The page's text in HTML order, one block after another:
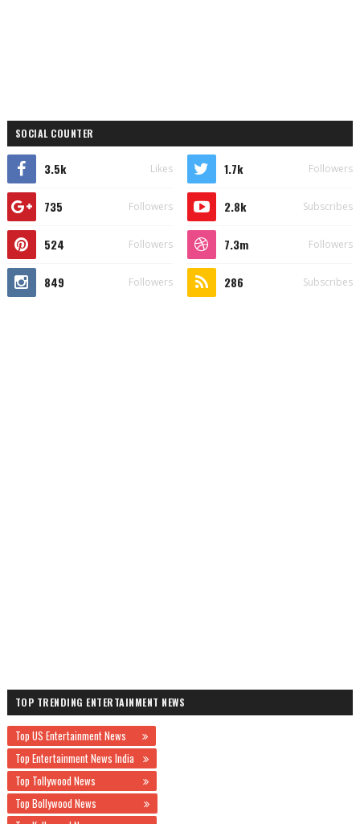
SOCIAL COUNTER
3.5k Likes 1.7k Followers
735 Followers 2.8k Subscribes
524 Followers 7.3m Followers
849 Followers 286 Subscribes
TOP TRENDING ENTERTAINMENT NEWS
Top US Entertainment News
Top Entertainment News India
Top Tollywood News
Top Bollywood News